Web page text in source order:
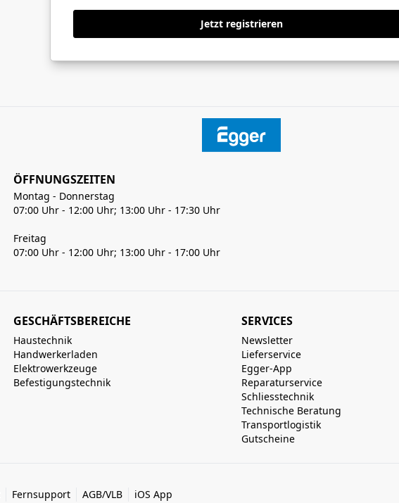
Jetzt registrieren
ÖFFNUNGSZEITEN
Montag - Donnerstag
07:00 Uhr - 12:00 Uhr; 13:00 Uhr - 17:30 Uhr
Freitag
07:00 Uhr - 12:00 Uhr; 13:00 Uhr - 17:00 Uhr
GESCHÄFTSBEREICHE
Haustechnik
Handwerkerladen
Elektrowerkzeuge
Befestigungstechnik
SERVICES
Newsletter
Lieferservice
Egger-App
Reparaturservice
Schliesstechnik
Technische Beratung
Transportlogistik
Gutscheine
Fernsupport AGB/VLB iOS App